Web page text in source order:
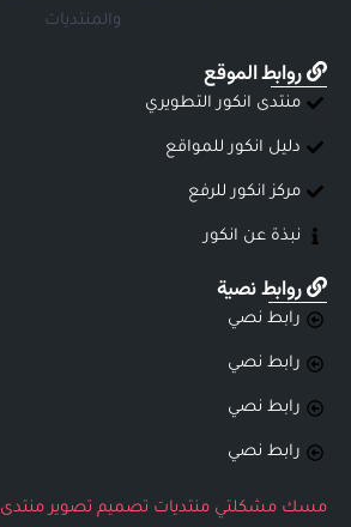
والمنتديات
روابط الموقع
منتدى انكور التطويري
دليل انكور للمواقع
مركز انكور للرفع
نبذة عن انكور
روابط نصية
رابط نصي
رابط نصي
رابط نصي
رابط نصي
مسك مشكلتي منتديات تصميم تصوير منتدى